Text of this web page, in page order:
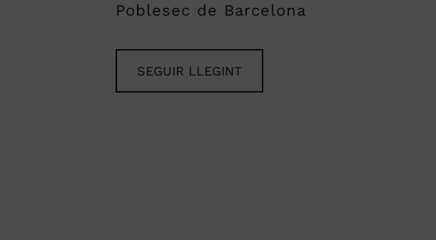
Poblesec de Barcelona
SEGUIR LLEGINT